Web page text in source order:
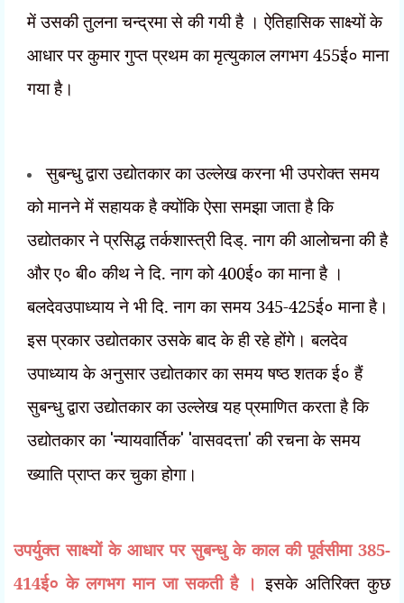
में उसकी तुलना चन्द्रमा से की गयी है । ऐतिहासिक साक्ष्यों के
आधार पर कुमार गुप्त प्रथम का मृत्युकाल लगभग 455ई० माना
गया है।
सुबन्धु द्वारा उद्योतकार का उल्लेख करना भी उपरोक्त समय
को मानने में सहायक है क्योंकि ऐसा समझा जाता है कि
उद्योतकार ने प्रसिद्ध तर्कशास्त्री दिड्. नाग की आलोचना की है
और ए० बी० कीथ ने दि. नाग को 400ई० का माना है ।
बलदेवउपाध्याय ने भी दि. नाग का समय 345-425ई० माना है।
इस प्रकार उद्योतकार उसके बाद के ही रहे होंगे। बलदेव
उपाध्याय के अनुसार उद्योतकार का समय षष्ठ शतक ई० हैं
सुबन्धु द्वारा उद्योतकार का उल्लेख यह प्रमाणित करता है कि
उद्योतकार का 'न्यायवार्तिक' 'वासवदत्ता'की रचना के समय
ख्याति प्राप्त करचुका होगा।
उपर्युक्त साक्ष्यों के आधार पर सुबन्धु के काल की पूर्वसीमा 385-
414ई० के लगभग मान जा सकती है ।इसके अतिरिक्त कुछ